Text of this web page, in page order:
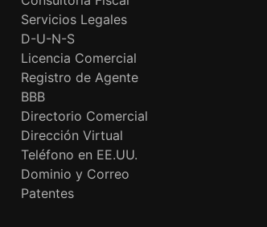
Servicios Legales
D-U-N-S
Licencia Comercial
Registro de Agente
BBB
Directorio Comercial
Dirección Virtual
Teléfono en EE.UU.
Dominio y Correo
Patentes